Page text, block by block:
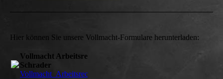
Hier können Sie unsere Vollmacht-Formulare herunterladen:
Vollmacht Arbeitsrecht für RA
Schrader
Vollmacht_Arbeitsrecht.pdf